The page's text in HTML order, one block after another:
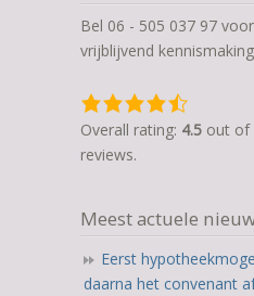
Bel 06 - 505 037 97
vrijblijvend
4,5
rating
based
ratings
Overall rating: 4.5 out of
reviews.
Meest actuele
Eerst
daarna het convenant